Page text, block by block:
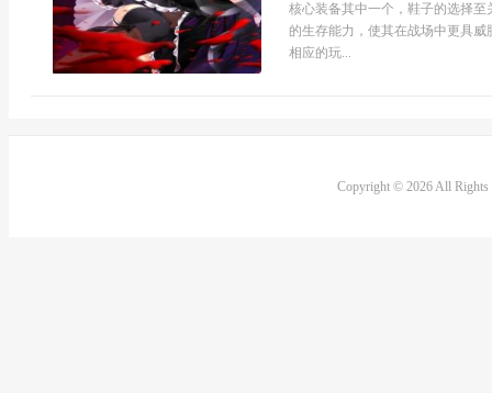
核心装备其中一个，鞋子的选择
的生存能力，使其在战场中更具
相应的玩...
Copyright © 2026 All